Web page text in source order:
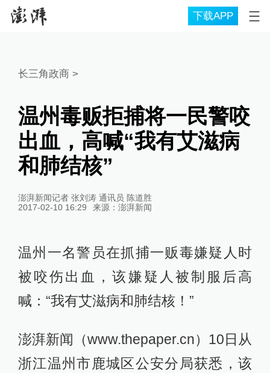
下载APP
长三角政商 >
温州毒贩拒捕将一民警咬
出血，高喊“我有艾滋病
和肺结核”
澎湃新闻记者 张刘涛 通讯员 陈道胜
2017-02-10 16:29
来源： 澎湃新闻
温州一名警员在抓捕一贩毒嫌疑人时
被咬伤出血，该嫌疑人被制服后高
喊：“我有艾滋病和肺结核！”
澎湃新闻（www.thepaper.cn）10日从
浙江温州市鹿城区公安分局获悉，该